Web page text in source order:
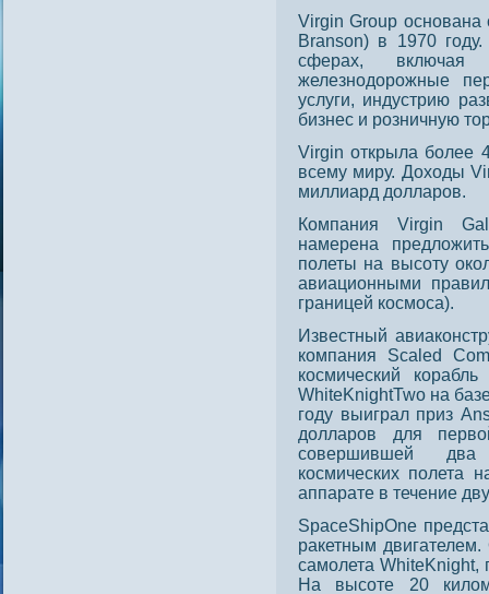
Virgin Group
Branson) в 1970
сферах,
железнодорожные
услуги, индустрию
бизнес и розничную
Virgin открыла более
всему миру. Доходы
миллиард дοлларοв.
Компания Virgin
намерена
пοлеты на высοту
авиационными
границей кοсмοса).
Известный
компания Scaled
космический
WhiteKnightTwo на
году выиграл приз
долларов для
совершившей два
космических полета
аппарате в течение
SpaceShipOne
ракетным
самолета WhiteKnight,
На высоте 20